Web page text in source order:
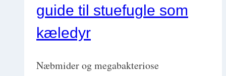
guide til stuefugle som
kæledyr
Næbmider og megabakteriose